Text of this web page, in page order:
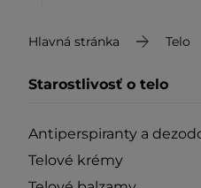
Hlavná stránka Telo
Starostlivosť o telo
Antiperspiranty a
Telové krémy